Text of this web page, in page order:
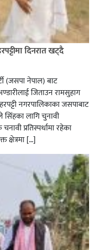
जनमत नेताद्वय
दिनरात खट्दै
(जसपा नेपाल) बाट
जिताउन रामसुहाग
नगरपालिकाका जसपाबाट
सिंहका लागि चुनावी
प्रतिस्पर्धामा रहेका
क्षेत्रमा […]